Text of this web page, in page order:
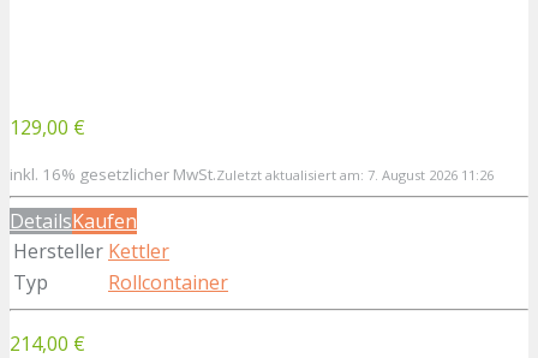
129,00 €
inkl. 16% gesetzlicher MwSt.Zuletzt aktualisiert am: 7. August 2026 11:26
DetailsKaufen
Hersteller Kettler
Typ
Rollcontainer
214,00 €